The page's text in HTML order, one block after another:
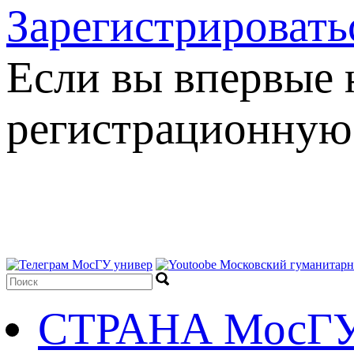
Если вы впервые
СТРАНА